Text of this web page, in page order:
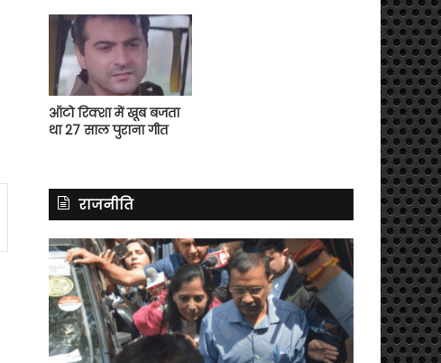
ऑटो रिक्शा में खूब बजता
था 27 साल पुराना गीत
राजनीति